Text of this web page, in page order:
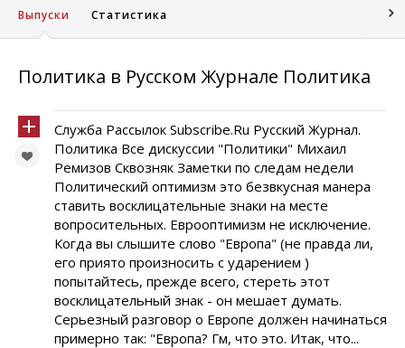
Выпуски Статистика
Политика в Русском Журнале Политика
Служба Рассылок Subscribe.Ru Русский Журнал.
Политика Все дискуссии "Политики" Михаил
Ремизов Сквозняк Заметки по следам недели
Политический оптимизм это безвкусная манера
ставить восклицательные знаки на месте
вопросительных. Еврооптимизм не исключение.
Когда вы слышите слово "Европа" (не правда ли,
его приято произносить с ударением )
попытайтесь, прежде всего, стереть этот
восклицательный знак - он мешает думать.
Серьезный разговор о Европе должен начинаться
примерно так: "Европа? Гм, что это. Итак, что...